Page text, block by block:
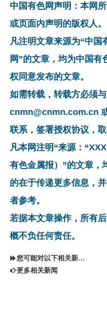
中国有色网声明：本网
或页面内声明的版权人。
凡注明文章来源为“中国
网”的文章，均为中国有
权同意发布的文章。
如需转载，转载方必须
cnmn@cnmn.com.cn
联系，签署授权协议，
凡本网注明“来源：
有色金属报）”的文章，
的在于传递更多信息，
者参考。
若据本文章操作，所有
概不负任何责任。
您可能对以下相关新闻同样感兴趣
更多相关新闻